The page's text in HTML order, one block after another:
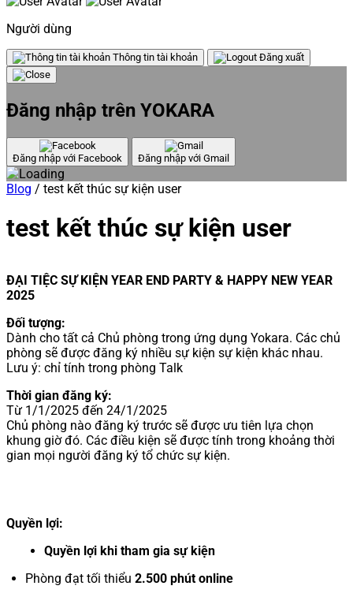
Người dùng
Thông tin tài khoản Đăng xuất
Đăng nhập trên YOKARA
Đăng nhập với Facebook Đăng nhập với Gmail
Blog / test kết thúc sự kiện user
test kết thúc sự kiện user
ĐẠI TIỆC SỰ KIỆN YEAR END PARTY & HAPPY NEW YEAR
2025
Đối tượng:
Dành cho tất cả Chủ phòng trong ứng dụng Yokara. Các chủ
phòng sẽ được đăng ký nhiều sự kiện sự kiện khác nhau.
Lưu ý: chỉ tính trong phòng Talk
Thời gian đăng ký:
Từ 1/1/2025 đến 24/1/2025
Chủ phòng nào đăng ký trước sẽ được ưu tiên lựa chọn
khung giờ đó. Các điều kiện sẽ được tính trong khoảng thời
gian mọi người đăng ký tổ chức sự kiện.
Quyền lợi:
Quyền lợi khi tham gia sự kiện
Phòng đạt tối thiểu 2.500 phút online